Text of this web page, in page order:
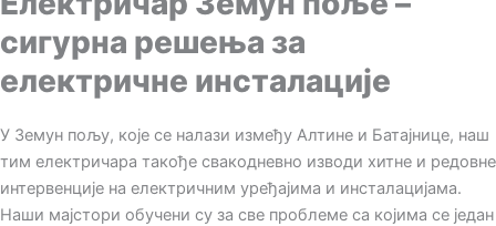
сигурна решења за
електричне инсталације
У Земун пољу, које се налази између Алтине и Батајнице, наш
тим електричара такође свакодневно изводи хитне и редовне
интервенције на електричним уређајима и инсталацијама.
Наши мајстори обучени су за све проблеме са којима се један